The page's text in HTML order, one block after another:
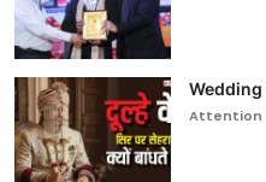
Wedding
Attention